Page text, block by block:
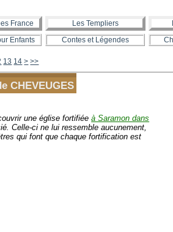
France Les Templiers
Enfants Contes et Légendes
13 14 > >>
CHEVEUGES
une église fortifiéeà Saramon dans
Celle-ci ne lui ressemble aucunement,
qui font que chaque fortification est